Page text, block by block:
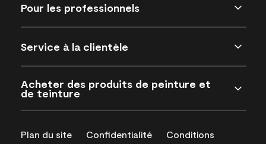
Pour les professionnels
Service à la clientèle
Acheter des produits de peinture et
de teinture
Plan du site Confidentialité
Conditions